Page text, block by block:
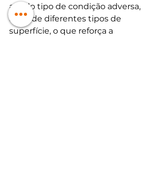
a todo tipo de condição adversa,
além de diferentes tipos de
superfície, o que reforça a